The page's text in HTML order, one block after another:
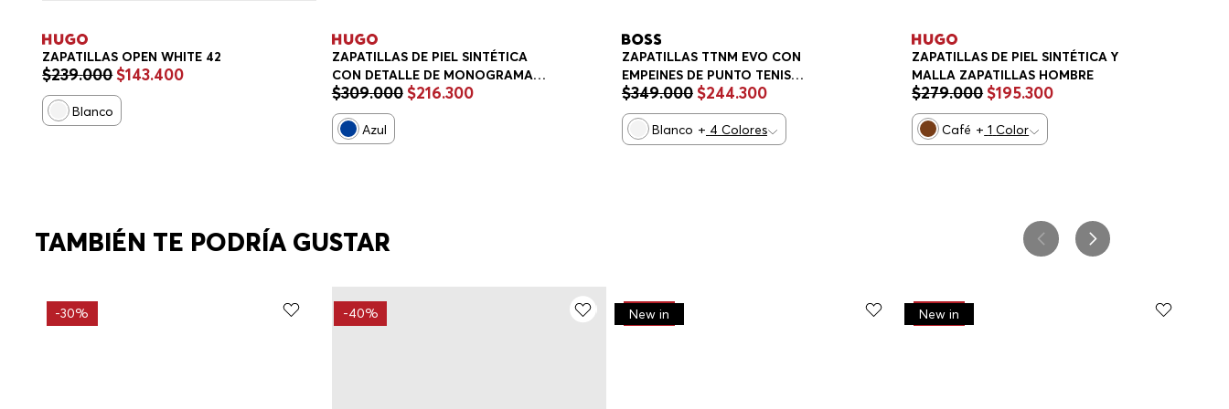
ZAPATILLAS OPEN WHITE 42
$239.000 $143.400
Blanco
ZAPATILLAS DE PIEL SINTÉTICA
CON DETALLE DE MONOGRAMA
ZAPATILLAS HOMBRE
$309.000 $216.300
Azul
ZAPATILLAS TTNM EVO CON
EMPEINES DE PUNTO TENIS
HOMBRE
$349.000 $244.300
Blanco + 4 Colores
ZAPATILLAS DE PIEL SINTÉTICA Y
MALLA ZAPATILLAS HOMBRE
$279.000 $195.300
Café + 1 Color
TAMBIÉN TE PODRÍA GUSTAR
-30% -40% -30%
New in -30%
New in